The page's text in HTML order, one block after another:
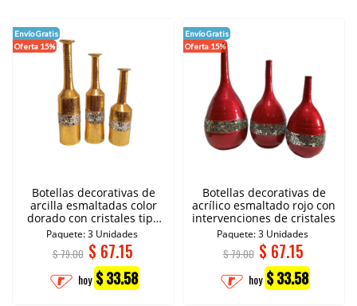
Envío Gratis
Oferta 15%
Botellas decorativas de
arcilla esmaltadas color
dorado con cristales tipo
espejo
Paquete: 3 Unidades
$ 79.00 $ 67.15
hoy $ 33.58
Envío Gratis
Oferta 15%
Botellas decorativas de
acrílico esmaltado rojo con
intervenciones de cristales
Paquete: 3 Unidades
$ 79.00 $ 67.15
hoy $ 33.58